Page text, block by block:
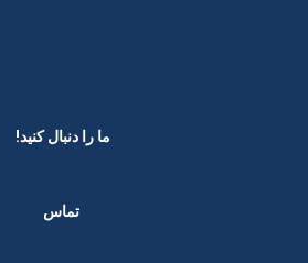
ما را دنبال کنید! ​
تماس